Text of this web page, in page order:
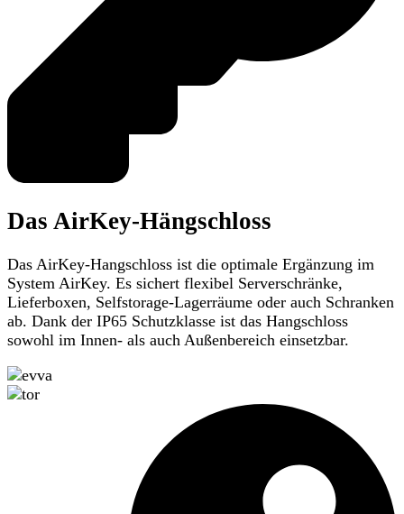
Das AirKey-Hängschloss
Das AirKey-Hangschloss ist die optimale Ergänzung im
System AirKey. Es sichert flexibel Serverschränke,
Lieferboxen, Selfstorage-Lagerräume oder auch Schranken
ab. Dank der IP65 Schutzklasse ist das Hangschloss
sowohl im Innen- als auch Außenbereich einsetzbar.